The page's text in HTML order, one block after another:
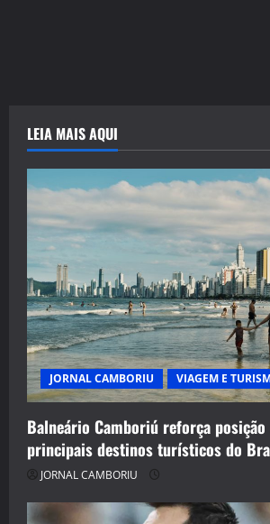
LEIA MAIS AQUI
JORNAL CAMBORIU VIAGEM E
Balneário Camboriú reforça
principais destinos turísticos do
JORNAL CAMBORIU